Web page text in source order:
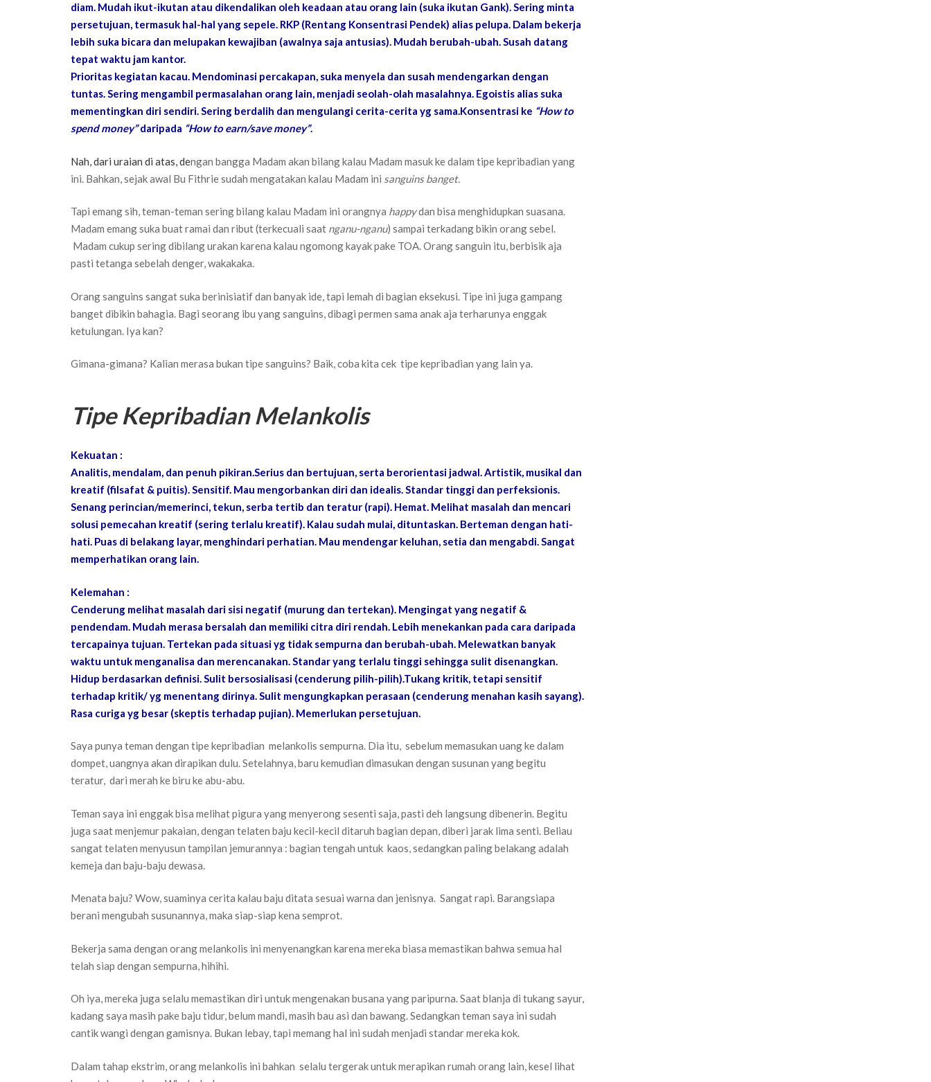
diam. Mudah ikut-ikutan atau dikendalikan oleh keadaan atau orang lain (suka ikutan Gank). Sering minta
persetujuan, termasuk hal-hal yang sepele. RKP (Rentang Konsentrasi Pendek) alias pelupa. Dalam bekerja
lebih suka bicara dan melupakan kewajiban (awalnya saja antusias). Mudah berubah-ubah. Susah datang
tepat waktu jam kantor.
Prioritas kegiatan kacau. Mendominasi percakapan, suka menyela dan susah mendengarkan dengan
tuntas. Sering mengambil permasalahan orang lain, menjadi seolah-olah masalahnya. Egoistis alias suka
mementingkan diri sendiri. Sering berdalih dan mengulangi cerita-cerita yg sama.Konsentrasi ke “How to
spend money”daripada “How to earn/save money”.
Nah, dari uraian di atas, dengan bangga Madam akan bilang kalau Madam masuk ke dalam tipe kepribadian yang
ini. Bahkan, sejak awal Bu Fithrie sudah mengatakan kalau Madam ini sanguins banget.
Tapi emang sih, teman-teman sering bilang kalau Madam ini orangnya happydan bisa menghidupkan suasana.
Madam emang suka buat ramai dan ribut (terkecuali saat nganu-nganu) sampai terkadang bikin orang sebel.
Madam cukup sering dibilang urakan karena kalau ngomong kayak pake TOA. Orang sanguin itu, berbisik aja
pasti tetanga sebelah denger, wakakaka.
Orang sanguins sangat suka berinisiatif dan banyak ide, tapi lemah di bagian eksekusi. Tipe ini juga gampang
banget dibikin bahagia. Bagi seorang ibu yang sanguins, dibagi permen sama anak aja terharunya enggak
ketulungan. Iya kan?
Gimana-gimana? Kalian merasa bukan tipe sanguins? Baik, coba kita cek tipe kepribadian yang lain ya.
Tipe Kepribadian Melankolis
Kekuatan :
Analitis, mendalam, dan penuh pikiran.Serius dan bertujuan, serta berorientasi jadwal. Artistik, musikal dan
kreatif (filsafat & puitis). Sensitif. Mau mengorbankan diri dan idealis. Standar tinggi dan perfeksionis.
Senang perincian/memerinci, tekun, serba tertib dan teratur (rapi). Hemat. Melihat masalah dan mencari
solusi pemecahan kreatif (sering terlalu kreatif). Kalau sudah mulai, dituntaskan. Berteman dengan hati-
hati. Puas di belakang layar, menghindari perhatian. Mau mendengar keluhan, setia dan mengabdi. Sangat
memperhatikan orang lain.
Kelemahan :
Cenderung melihat masalah dari sisi negatif (murung dan tertekan). Mengingat yang negatif &
pendendam. Mudah merasa bersalah dan memiliki citra diri rendah. Lebih menekankan pada cara daripada
tercapainya tujuan. Tertekan pada situasi yg tidak sempurna dan berubah-ubah. Melewatkan banyak
waktu untuk menganalisa dan merencanakan. Standar yang terlalu tinggi sehingga sulit disenangkan.
Hidup berdasarkan definisi. Sulit bersosialisasi (cenderung pilih-pilih).Tukang kritik, tetapi sensitif
terhadap kritik/ yg menentang dirinya. Sulit mengungkapkan perasaan (cenderung menahan kasih sayang).
Rasa curiga yg besar (skeptis terhadap pujian). Memerlukan persetujuan.
Saya punya teman dengan tipe kepribadian melankolis sempurna. Dia itu, sebelum memasukan uang ke dalam
dompet, uangnya akan dirapikan dulu. Setelahnya, baru kemudian dimasukan dengan susunan yang begitu
teratur, dari merah ke biru ke abu-abu.
Teman saya ini enggak bisa melihat pigura yang menyerong sesenti saja, pasti deh langsung dibenerin. Begitu
juga saat menjemur pakaian, dengan telaten baju kecil-kecil ditaruh bagian depan, diberi jarak lima senti. Beliau
sangat telaten menyusun tampilan jemurannya : bagian tengah untuk kaos, sedangkan paling belakang adalah
kemeja dan baju-baju dewasa.
Menata baju? Wow, suaminya cerita kalau baju ditata sesuai warna dan jenisnya. Sangat rapi. Barangsiapa
berani mengubah susunannya, maka siap-siap kena semprot.
Bekerja sama dengan orang melankolis ini menyenangkan karena mereka biasa memastikan bahwa semua hal
telah siap dengan sempurna, hihihi.
Oh iya, mereka juga selalu memastikan diri untuk mengenakan busana yang paripurna. Saat blanja di tukang sayur,
kadang saya masih pake baju tidur, belum mandi, masih bau asi dan bawang. Sedangkan teman saya ini sudah
cantik wangi dengan gamisnya. Bukan lebay, tapi memang hal ini sudah menjadi standar mereka kok.
Dalam tahap ekstrim, orang melankolis ini bahkan selalu tergerak untuk merapikan rumah orang lain, kesel lihat